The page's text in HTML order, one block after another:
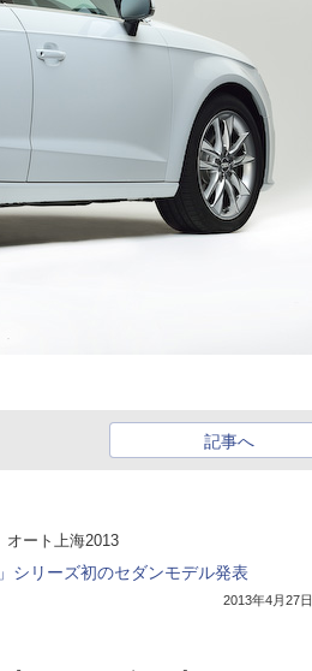
記事へ
オート上海2013
シリーズ初のセダンモデル発表
2013年4月27日